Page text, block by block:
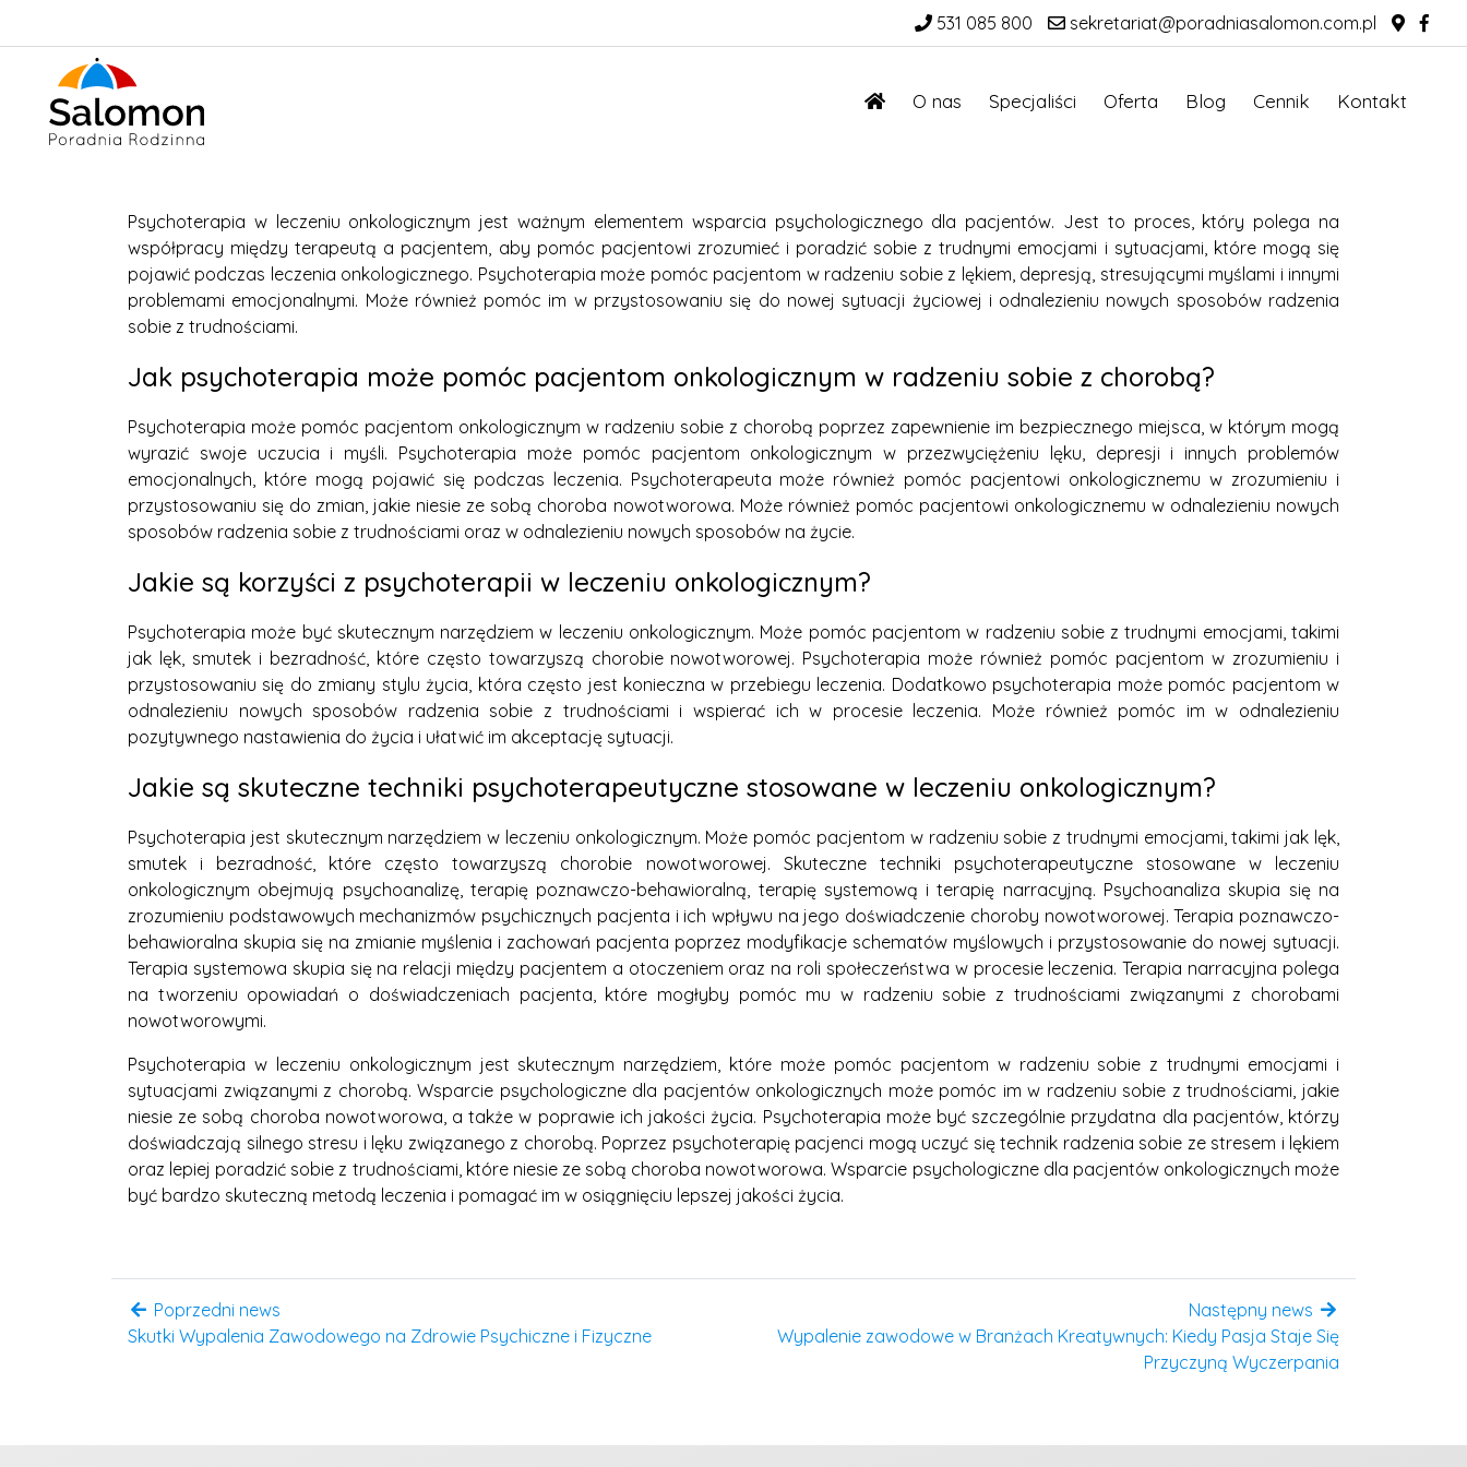
531 085 800 sekretariat@poradniasalomon.com.pl
O nas Specjaliści Oferta Blog Cennik Kontakt
Psychoterapia w leczeniu onkologicznym jest ważnym elementem wsparcia psychologicznego dla pacjentów. Jest to proces, który polega na
współpracy między terapeutą a pacjentem, aby pomóc pacjentowi zrozumieć i poradzić sobie z trudnymi emocjami i sytuacjami, które mogą się
pojawić podczas leczenia onkologicznego. Psychoterapia może pomóc pacjentom w radzeniu sobie z lękiem, depresją, stresującymi myślami i innymi
problemami emocjonalnymi. Może również pomóc im w przystosowaniu się do nowej sytuacji życiowej i odnalezieniu nowych sposobów radzenia
sobie z trudnościami.
Jak psychoterapia może pomóc pacjentom onkologicznym w radzeniu sobie z chorobą?
Psychoterapia może pomóc pacjentom onkologicznym w radzeniu sobie z chorobą poprzez zapewnienie im bezpiecznego miejsca, w którym mogą
wyrazić swoje uczucia i myśli. Psychoterapia może pomóc pacjentom onkologicznym w przezwyciężeniu lęku, depresji i innych problemów
emocjonalnych, które mogą pojawić się podczas leczenia. Psychoterapeuta może również pomóc pacjentowi onkologicznemu w zrozumieniu i
przystosowaniu się do zmian, jakie niesie ze sobą choroba nowotworowa. Może również pomóc pacjentowi onkologicznemu w odnalezieniu nowych
sposobów radzenia sobie z trudnościami oraz w odnalezieniu nowych sposobów na życie.
Jakie są korzyści z psychoterapii w leczeniu onkologicznym?
Psychoterapia może być skutecznym narzędziem w leczeniu onkologicznym. Może pomóc pacjentom w radzeniu sobie z trudnymi emocjami, takimi
jak lęk, smutek i bezradność, które często towarzyszą chorobie nowotworowej. Psychoterapia może również pomóc pacjentom w zrozumieniu i
przystosowaniu się do zmiany stylu życia, która często jest konieczna w przebiegu leczenia. Dodatkowo psychoterapia może pomóc pacjentom w
odnalezieniu nowych sposobów radzenia sobie z trudnościami i wspierać ich w procesie leczenia. Może również pomóc im w odnalezieniu
pozytywnego nastawienia do życia i ułatwić im akceptację sytuacji.
Jakie są skuteczne techniki psychoterapeutyczne stosowane w leczeniu onkologicznym?
Psychoterapia jest skutecznym narzędziem w leczeniu onkologicznym. Może pomóc pacjentom w radzeniu sobie z trudnymi emocjami, takimi jak lęk,
smutek i bezradność, które często towarzyszą chorobie nowotworowej. Skuteczne techniki psychoterapeutyczne stosowane w leczeniu
onkologicznym obejmują psychoanalizę, terapię poznawczo-behawioralną, terapię systemową i terapię narracyjną. Psychoanaliza skupia się na
zrozumieniu podstawowych mechanizmów psychicznych pacjenta i ich wpływu na jego doświadczenie choroby nowotworowej. Terapia poznawczo-
behawioralna skupia się na zmianie myślenia i zachowań pacjenta poprzez modyfikacje schematów myślowych i przystosowanie do nowej sytuacji.
Terapia systemowa skupia się na relacji między pacjentem a otoczeniem oraz na roli społeczeństwa w procesie leczenia. Terapia narracyjna polega
na tworzeniu opowiadań o doświadczeniach pacjenta, które mogłyby pomóc mu w radzeniu sobie z trudnościami związanymi z chorobami
nowotworowymi.
Psychoterapia w leczeniu onkologicznym jest skutecznym narzędziem, które może pomóc pacjentom w radzeniu sobie z trudnymi emocjami i
sytuacjami związanymi z chorobą. Wsparcie psychologiczne dla pacjentów onkologicznych może pomóc im w radzeniu sobie z trudnościami, jakie
niesie ze sobą choroba nowotworowa, a także w poprawie ich jakości życia. Psychoterapia może być szczególnie przydatna dla pacjentów, którzy
doświadczają silnego stresu i lęku związanego z chorobą. Poprzez psychoterapię pacjenci mogą uczyć się technik radzenia sobie ze stresem i lękiem
oraz lepiej poradzić sobie z trudnościami, które niesie ze sobą choroba nowotworowa. Wsparcie psychologiczne dla pacjentów onkologicznych może
być bardzo skuteczną metodą leczenia i pomagać im w osiągnięciu lepszej jakości życia.
Poprzedni news
Skutki Wypalenia Zawodowego na Zdrowie Psychiczne i Fizyczne
Następny news
Wypalenie zawodowe w Branżach Kreatywnych: Kiedy Pasja Staje Się
Przyczyną Wyczerpania